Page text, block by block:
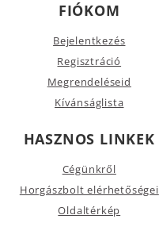
FIÓKOM
Bejelentkezés
Regisztráció
Megrendeléseid
Kívánságlista
HASZNOS LINKEK
Cégünkről
Horgászbolt elérhetőségei
Oldaltérkép